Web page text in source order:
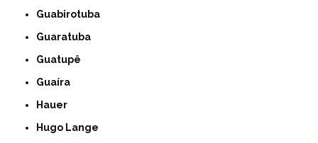
Guabirotuba
Guaratuba
Guatupê
Guaíra
Hauer
Hugo Lange